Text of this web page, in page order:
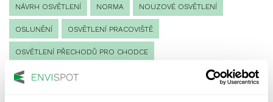
NÁVRH OSVĚTLENÍ NORMA NOUZOVÉ OSVĚTLENÍ
OSLUNĚNÍ OSVĚTLENÍ PRACOVIŠTĚ
OSVĚTLENÍ PŘECHODŮ PRO CHODCE
OSVĚTLENÍ SPORTOVIŠŤ